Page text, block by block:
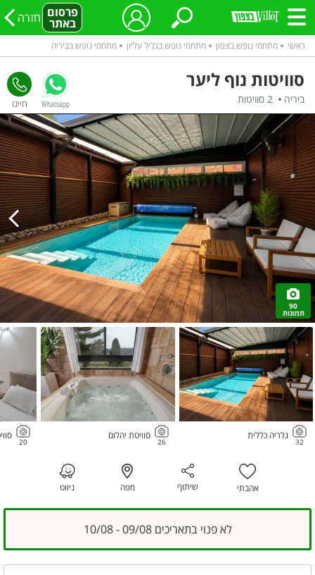
פרסום
באתר חזרה
ראשי מתחמי נופש בצפון מתחמי נופש בגליל עליון מתחמי נופש בביריה
סוויטות נוף ליער
ביריה 2 סוויטות Whatsapp
90
תמונות
32
גלריה כללית
26
סוויטת יהלום
20
אהבתי שיתוף מפה ניווט
לא פנוי בתאריכים 09/08 - 10/08